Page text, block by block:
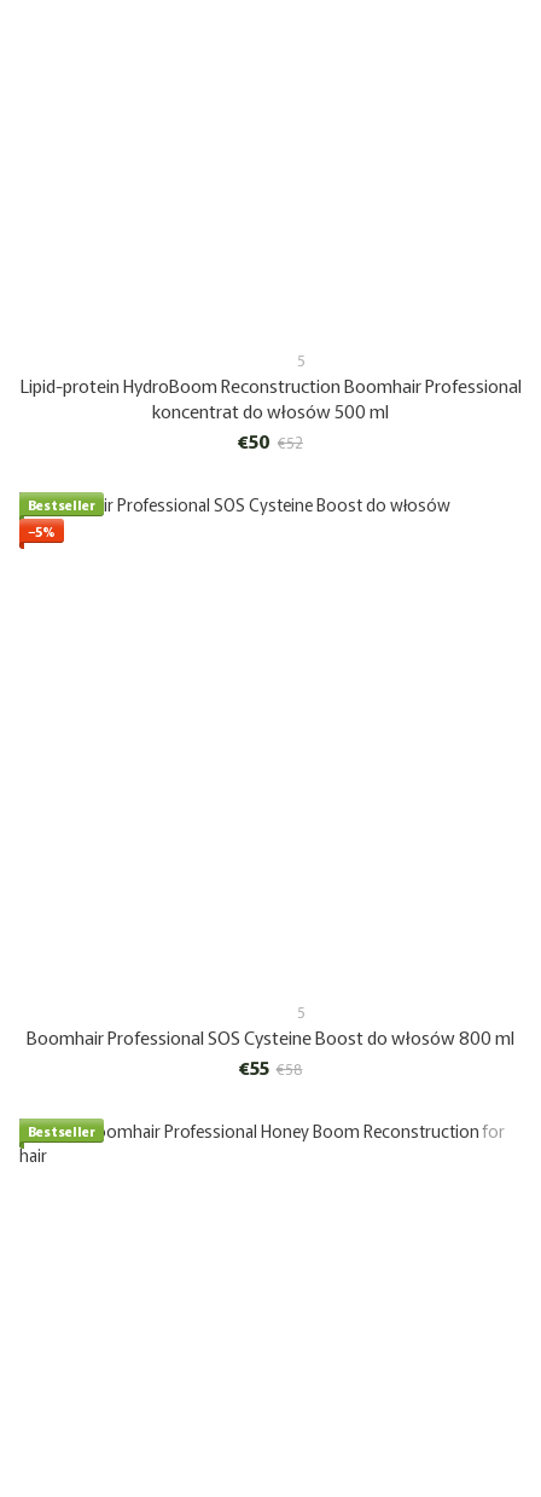
5
Lipid-protein HydroBoom Reconstruction Boomhair Professional
koncentrat do włosów 500 ml
€50 €52
Bestseller
−5%
5
Boomhair Professional SOS Cysteine Boost do włosów 800 ml
€55 €58
Bestseller